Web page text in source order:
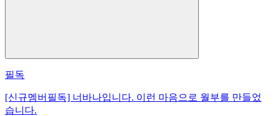
필독
[신규멤버필독] 너바나입니다. 이런 마음으로 월부를 만들었
습니다.